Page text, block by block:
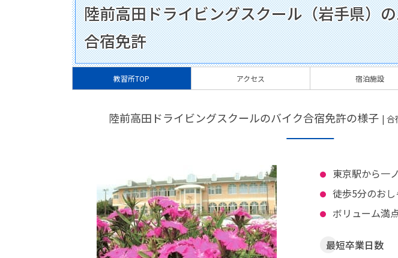
陸前高田ドライビングスクール（岩手県）
合宿免許
教習所TOP アクセス 宿泊施設
陸前高田ドライビングスクールのバイク合宿免許の様子 | 合
東京駅から一
徒歩5分のお
ボリューム満
最短卒業日数